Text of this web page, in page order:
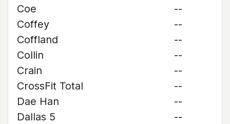
Coe
--
Coffey
--
Coffland
--
Collin
--
Crain
--
CrossFit Total
--
Dae Han
--
Dallas 5
--